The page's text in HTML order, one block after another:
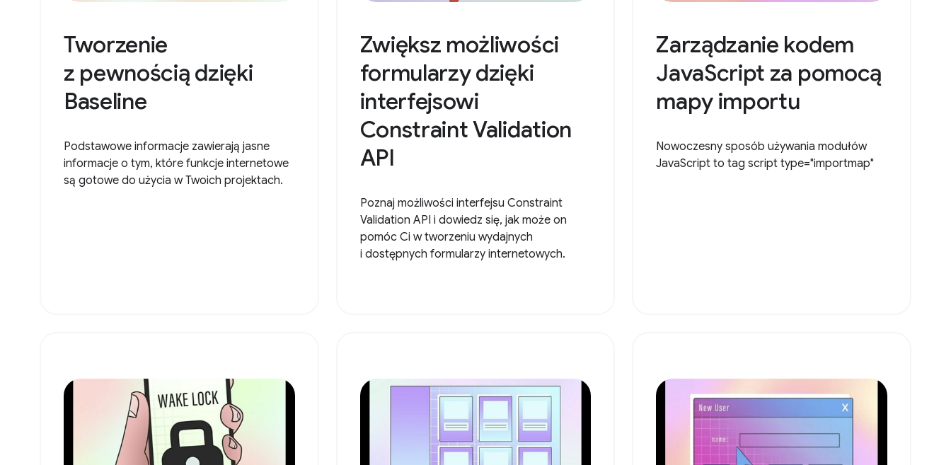
Tworzenie
z pewnością dzięki
Baseline
Podstawowe informacje zawierają jasne
informacje o tym, które funkcje internetowe
są gotowe do użycia w Twoich projektach.
Zwiększ możliwości
formularzy dzięki
interfejsowi
Constraint Validation
API
Poznaj możliwości interfejsu Constraint
Validation API i dowiedz się, jak może on
pomóc Ci w tworzeniu wydajnych
i dostępnych formularzy internetowych.
Zarządzanie kodem
JavaScript za pomocą
mapy importu
Nowoczesny sposób używania modułów
JavaScript to tag script type="importmap"